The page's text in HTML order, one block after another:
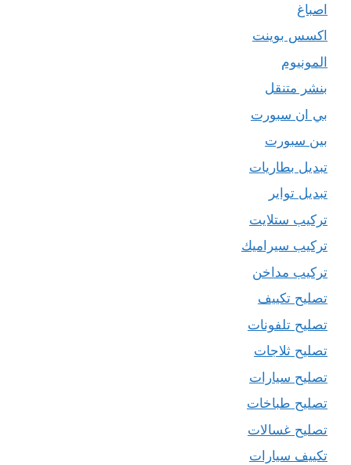
اصباغ
اكسس بوينت
المونيوم
بنشر متنقل
بي ان سبورت
بين سبورت
تبديل بطاريات
تبديل تواير
تركيب ستلايت
تركيب سيراميك
تركيب مداخن
تصليح تكييف
تصليح تلفونات
تصليح ثلاجات
تصليح سيارات
تصليح طباخات
تصليح غسالات
تكييف سيارات